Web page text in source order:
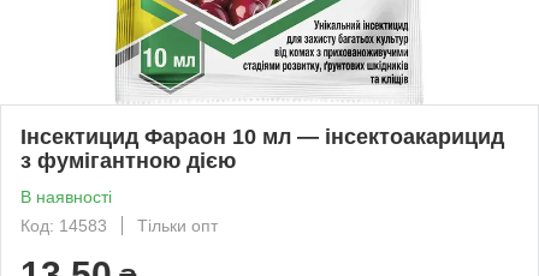
Інсектицид Фараон 10 мл — інсектоакарицид
з фумігантною дією
В наявності
Код: 14583
Тільки опт